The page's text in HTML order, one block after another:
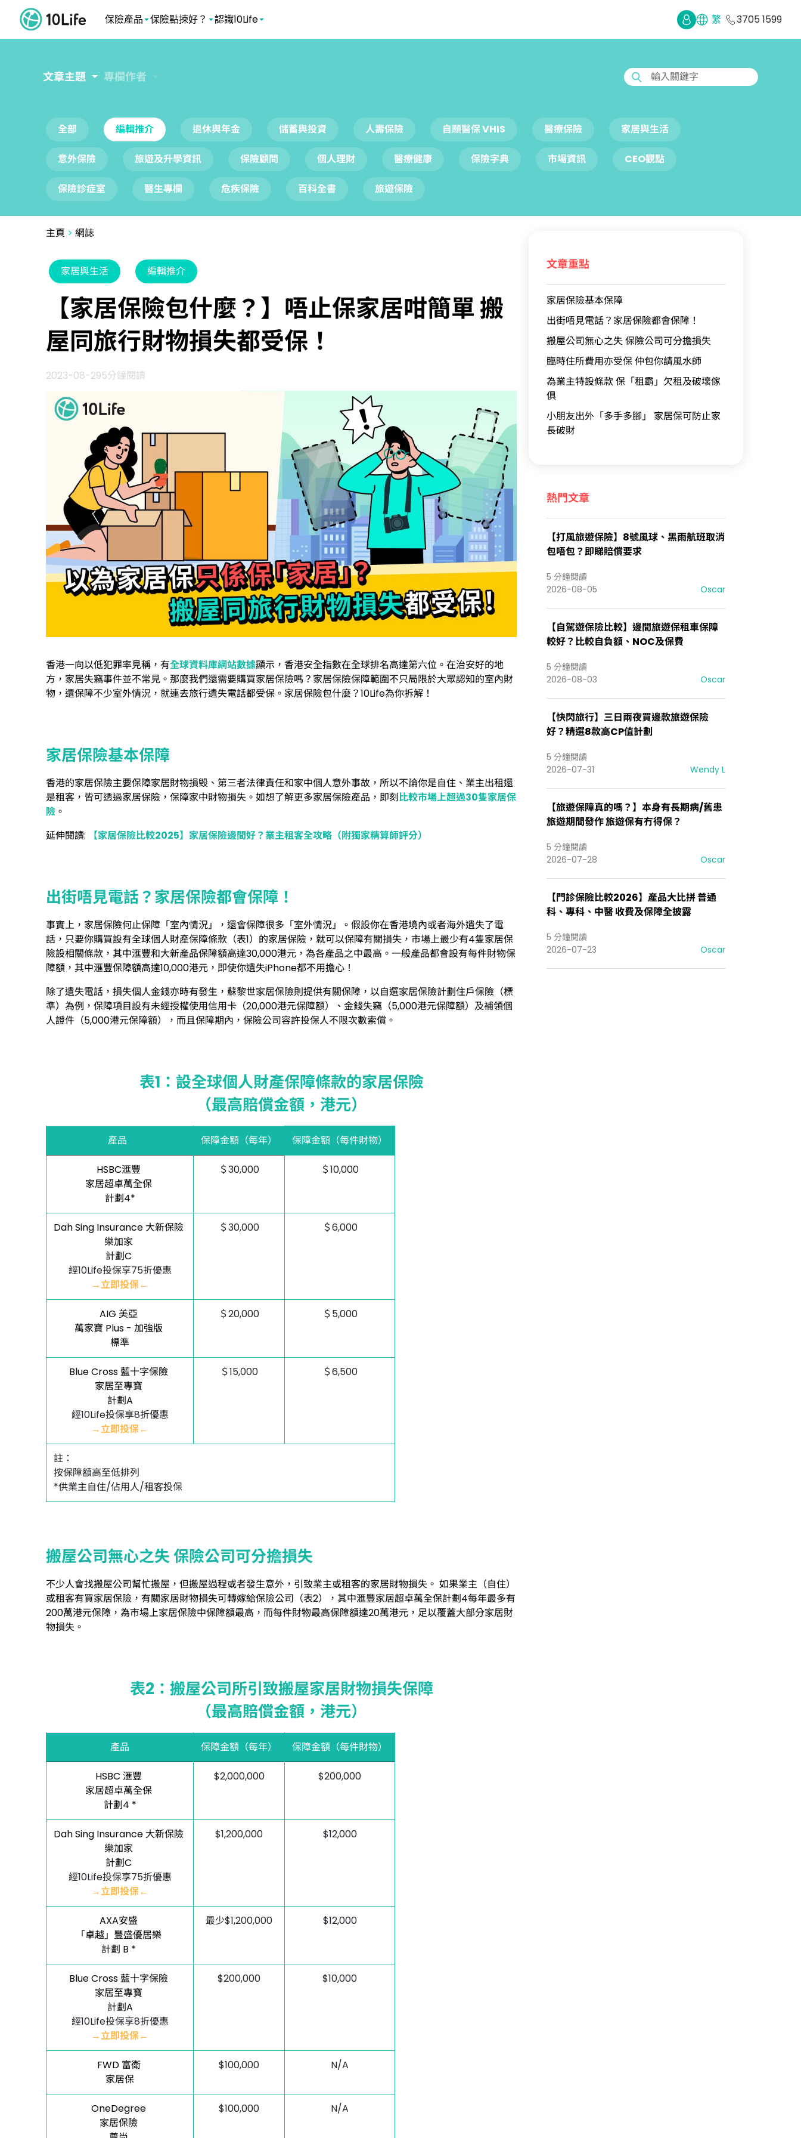
保險產品 保險點揀好？ 認識10Life 繁 3705 1599
文章主題 專欄作者 輸入關鍵字
全部 編輯推介 退休與年金 儲蓄與投資 人壽保險 自願醫保 VHIS 醫療保險 家居與生活
意外保險 旅遊及升學資訊 保險顧問 個人理財 醫療健康 保險字典 市場資訊 CEO觀點
保險診症室 醫生專欄 危疾保險 百科全書 旅遊保險
主頁 > 網誌
家居與生活 編輯推介
【家居保險包什麼？】唔止保家居咁簡單 搬
屋同旅行財物損失都受保！
2023-08-295分鐘閱讀
香港一向以低犯罪率見稱，有全球資料庫網站數據顯示，香港安全指數在全球排名高達第六位。在治安好的地
方，家居失竊事件並不常見。那麼我們還需要購買家居保險嗎？家居保險保障範圍不只局限於大眾認知的室內財
物，還保障不少室外情況，就連去旅行遺失電話都受保。家居保險包什麼？10Life為你拆解！
家居保險基本保障
香港的家居保險主要保障家居財物損毁、第三者法律責任和家中個人意外事故，所以不論你是自住、業主出租還
是租客，皆可透過家居保險，保障家中財物損失。如想了解更多家居保險產品，即刻比較市場上超過30隻家居保
險 。
延伸閱讀:
【家居保險比較2025】家居保險邊間好？業主租客全攻略（附獨家精算師評分）
出街唔見電話？家居保險都會保障！
事實上，家居保險何止保障「室內情況」，還會保障很多「室外情況」。假設你在香港境內或者海外遺失了電
話，只要你購買設有全球個人財產保障條款（表1）的家居保險，就可以保障有關損失，市場上最少有4隻家居保
險設相關條款，其中滙豐和大新產品保障額高達30,000港元，為各產品之中最高。一般產品都會設有每件財物保
障額，其中滙豐保障額高達10,000港元，即使你遺失iPhone都不用擔心！
除了遺失電話，損失個人金錢亦時有發生，蘇黎世家居保險則提供有關保障，以自選家居保險計劃住戶保險（標
準）為例，保障項目設有未經授權使用信用卡（20,000港元保障額）、金錢失竊（5,000港元保障額）及補領個
人證件（5,000港元保障額），而且保障期內，保險公司容許投保人不限次數索償。
表1：設全球個人財產保障條款的家居保險
（最高賠償金額，港元）
產品 保障金額（每年） 保障金額（每件財物）
HSBC滙豐
家居超卓萬全保
計劃4*
＄30,000 ＄10,000
Dah Sing Insurance 大新保險
樂加家
計劃C
經10Life投保享75折優惠
→立即投保←
＄30,000 ＄6,000
AIG 美亞
萬家寶 Plus - 加強版
標準
＄20,000 ＄5,000
Blue Cross 藍十字保險
家居至專寶
計劃A
經10Life投保享8折優惠
→立即投保←
＄15,000 ＄6,500
註：
按保障額高至低排列
*供業主自住/佔用人/租客投保
搬屋公司無心之失 保險公司可分擔損失
不少人會找搬屋公司幫忙搬屋，但搬屋過程或者發生意外，引致業主或租客的家居財物損失。 如果業主（自住）
或租客有買家居保險，有關家居財物損失可轉嫁給保險公司（表2），其中滙豐家居超卓萬全保計劃4每年最多有
200萬港元保障，為市場上家居保險中保障額最高，而每件財物最高保障額達20萬港元，足以覆蓋大部分家居財
物損失。
表2：搬屋公司所引致搬屋家居財物損失保障
（最高賠償金額，港元）
產品 保障金額（每年） 保障金額（每件財物）
HSBC 滙豐
家居超卓萬全保
計劃4 *
$2,000,000 $200,000
Dah Sing Insurance 大新保險
樂加家
計劃C
經10Life投保享75折優惠
→立即投保←
$1,200,000 $12,000
AXA安盛
「卓越」豐盛優居樂
計劃 B *
最少$1,200,000 $12,000
Blue Cross 藍十字保險
家居至專寶
計劃A
經10Life投保享8折優惠
→立即投保←
$200,000 $10,000
FWD 富衛
家居保
$100,000 N/A
OneDegree
家居保險
$100,000 N/A
文章重點
家居保險基本保障
出街唔見電話？家居保險都會保障！
搬屋公司無心之失 保險公司可分擔損失
臨時住所費用亦受保 仲包你請風水師
為業主特設條款 保「租霸」欠租及破壞傢
俱
小朋友出外「多手多腳」 家居保可防止家
長破財
熱門文章
【打風旅遊保險】8號風球、黑雨航班取消
包唔包？即睇賠償要求
2026-08-05
5 分鐘閱讀
Oscar
【自駕遊保險比較】邊間旅遊保租車保障
較好？比較自負額、NOC及保費
2026-08-03
5 分鐘閱讀
Oscar
【快閃旅行】三日兩夜買邊款旅遊保險
好？精選8款高CP值計劃
2026-07-31
5 分鐘閱讀
Wendy L
【旅遊保障真的嗎？】本身有長期病/舊患
旅遊期間發作 旅遊保有冇得保？
2026-07-28
5 分鐘閱讀
Oscar
【門診保險比較2026】產品大比拼 普通
科、專科、中醫 收費及保障全披露
2026-07-23
5 分鐘閱讀
Oscar